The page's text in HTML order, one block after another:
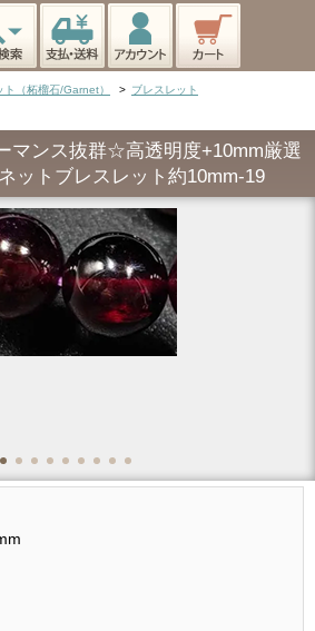
ト（柘榴石/Garnet） > ブレスレット
マンス抜群☆高透明度+10mm厳選
ットブレスレット約10mm-19